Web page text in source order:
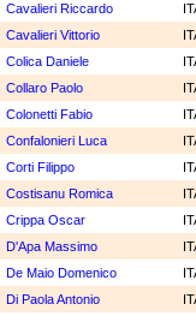
Cavalieri Riccardo
Cavalieri Vittorio
Colica Daniele
Collaro Paolo
Colonetti Fabio
Confalonieri Luca
Corti Filippo
Costisanu Romica
Crippa Oscar
D'Apa Massimo
De Maio Domenico
Di Paola Antonio